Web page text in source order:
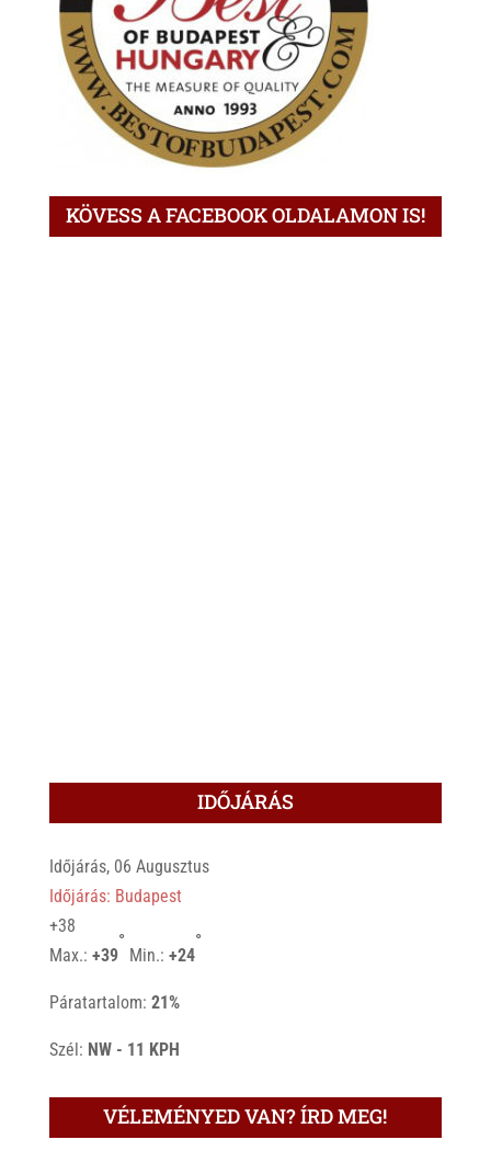
KÖVESS A FACEBOOK OLDALAMON IS!
IDŐJÁRÁS
Időjárás, 06 Augusztus
Időjárás: Budapest
+38
Max.: +39
°
Min.: +24
°
Páratartalom: 21%
Szél: NW - 11 KPH
VÉLEMÉNYED VAN? ÍRD MEG!